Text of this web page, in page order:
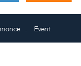
Event